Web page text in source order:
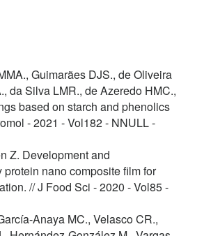
Guimarães DJS., de Oliveira
da Silva LMR., de Azeredo HMC.,
based on starch and phenolics
- 2021 - Vol182 - NNULL -
Z. Development and
nano composite film for
// J Food Sci - 2020 - Vol85 -
Anaya MC., Velasco CR.,